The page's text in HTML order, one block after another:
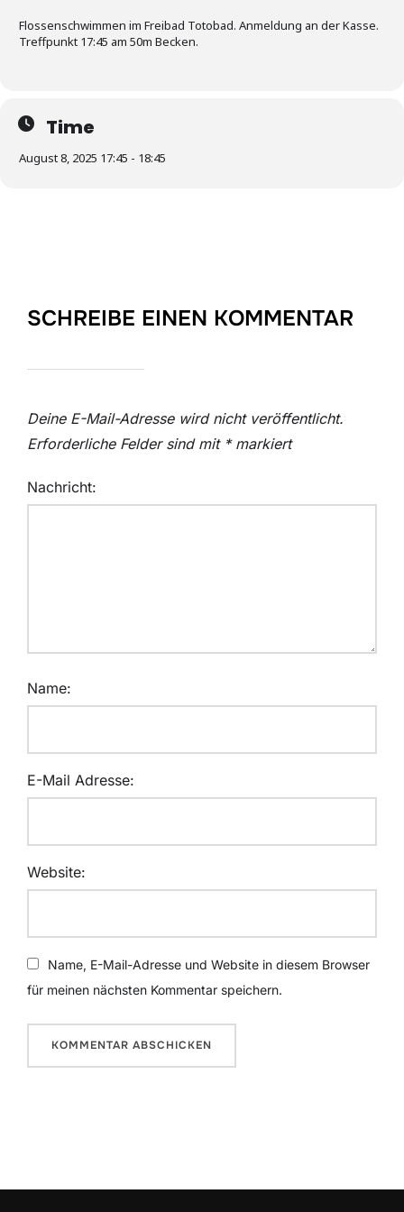
Flossenschwimmen im Freibad Totobad. Anmeldung an der Kasse.
Treffpunkt 17:45 am 50m Becken.
Time
August 8, 2025 17:45 - 18:45
SCHREIBE EINEN KOMMENTAR
Deine E-Mail-Adresse wird nicht veröffentlicht.
Erforderliche Felder sind mit *markiert
Nachricht:
Name:
E-Mail Adresse:
Website:
Name, E-Mail-Adresse und Website in diesem Browser
für meinen nächsten Kommentar speichern.